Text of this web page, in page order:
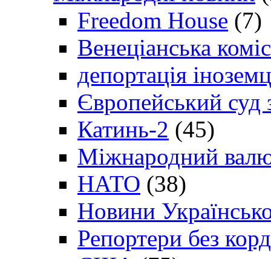
Freedom House (7)
Венеціанська
депортація
Європейський
Катинь-2 (45)
Міжнародний
НАТО (38)
Новини
Репортери без